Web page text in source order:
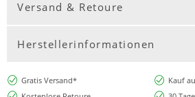
Versand & Retoure
Herstellerinformationen
Gratis Versand*
Kauf